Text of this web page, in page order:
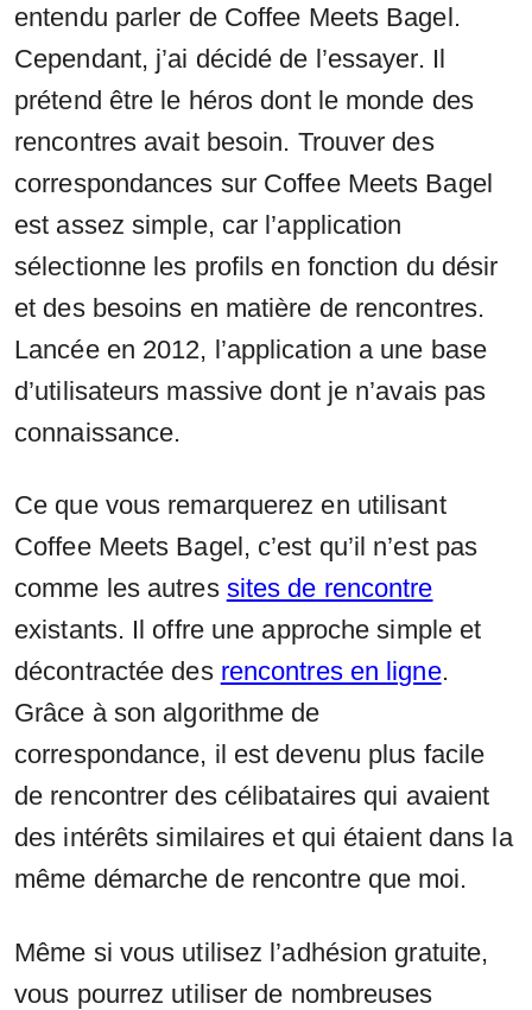
entendu parler de Coffee Meets Bagel.
Cependant, j’ai décidé de l’essayer. Il
prétend être le héros dont le monde des
rencontres avait besoin. Trouver des
correspondances sur Coffee Meets Bagel
est assez simple, car l’application
sélectionne les profils en fonction du désir
et des besoins en matière de rencontres.
Lancée en 2012, l’application a une base
d’utilisateurs massive dont je n’avais pas
connaissance.
Ce que vous remarquerez en utilisant
Coffee Meets Bagel, c’est qu’il n’est pas
comme les autres sites de rencontre
existants. Il offre une approche simple et
décontractée des rencontres en ligne.
Grâce à son algorithme de
correspondance, il est devenu plus facile
de rencontrer des célibataires qui avaient
des intérêts similaires et qui étaient dans la
même démarche de rencontre que moi.
Même si vous utilisez l’adhésion gratuite,
vous pourrez utiliser de nombreuses